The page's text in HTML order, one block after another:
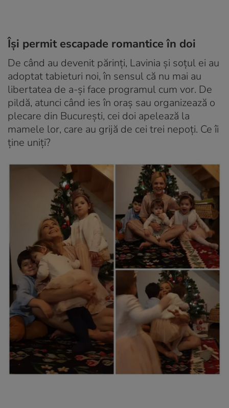
Își permit escapade romantice în doi
De când au devenit părinți, Lavinia și soțul ei au
adoptat tabieturi noi, în sensul că nu mai au
libertatea de a-și face programul cum vor. De
pildă, atunci când ies în oraș sau organizează o
plecare din București, cei doi apelează la
mamele lor, care au grijă de cei trei nepoți. Ce îi
ține uniți?